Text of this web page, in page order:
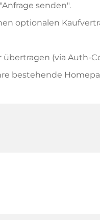
senden".
optionalen
(via Auth-
bestehende
Der Inhaber wird